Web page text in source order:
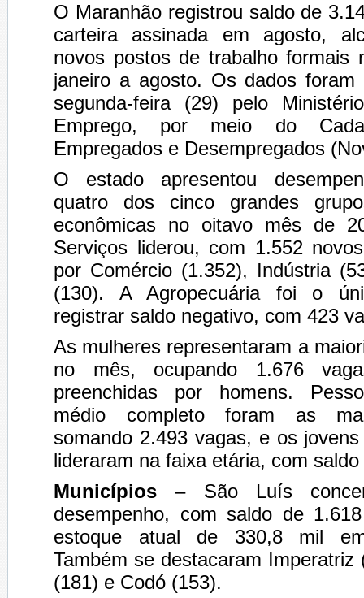
O Maranhão registrou saldo de
carteira assinada em agosto,
novos postos de trabalho formais
janeiro a agosto. Os dados foram
segunda-feira (29) pelo
Emprego, por meio do
Empregados e Desempregados
O estado apresentou
quatro dos cinco grandes
econômicas no oitavo mês de
Serviços liderou, com 1.552
por Comércio (1.352), Indústria
(130). A Agropecuária foi o
registrar saldo negativo, com 423
As mulheres representaram a
no mês, ocupando 1.676
preenchidas por homens.
médio completo foram as
somando 2.493 vagas, e os
lideraram na faixa etária, com
Municípios – São Luís
desempenho, com saldo de
estoque atual de 330,8 mil
Também se destacaram Imperatriz
(181) e Codó (153).